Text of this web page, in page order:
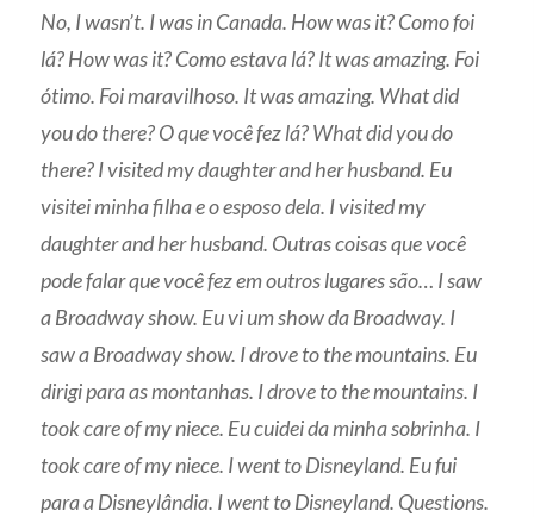
No, I wasn’t. I was in Canada. How was it? Como foi
lá? How was it? Como estava lá? It was amazing. Foi
ótimo. Foi maravilhoso. It was amazing. What did
you do there? O que você fez lá? What did you do
there? I visited my daughter and her husband. Eu
visitei minha filha e o esposo dela. I visited my
daughter and her husband. Outras coisas que você
pode falar que você fez em outros lugares são… I saw
a Broadway show. Eu vi um show da Broadway. I
saw a Broadway show. I drove to the mountains. Eu
dirigi para as montanhas. I drove to the mountains. I
took care of my niece. Eu cuidei da minha sobrinha. I
took care of my niece. I went to Disneyland. Eu fui
para a Disneylândia. I went to Disneyland. Questions.